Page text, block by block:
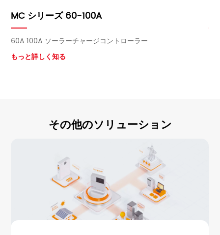
MC シリーズ 60-100A
60A 100A ソーラーチャージコントローラー
もっと詳しく知る
その他のソリューション